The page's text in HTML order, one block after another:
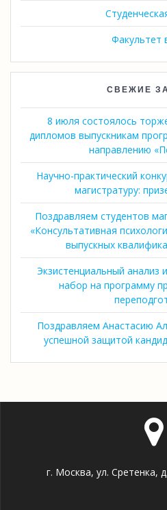
СВЕЖИЕ
8 июля состоялось
дипломов выпускникам
направлению
Научно-практический
магистратуру:
Поздравляем студентов
«Консультативная
выпускных
Экзистенциальный анализ
набор на программу
Поздравляем Анастасию
успешной защитой
г. Москва, ул. Сретенка,